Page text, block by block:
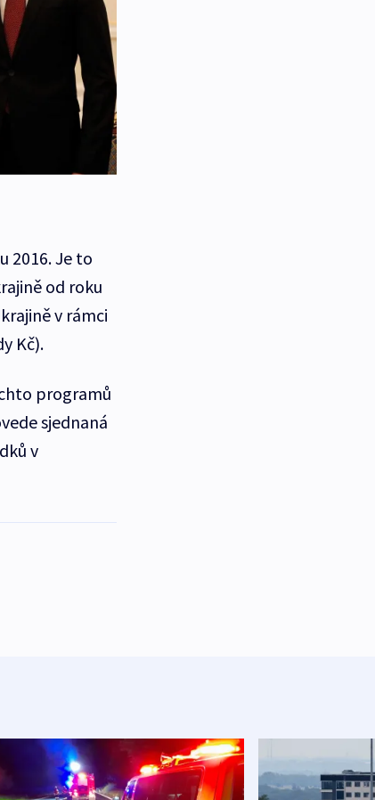
2016. Je to
od roku
v rámci
Kč).
programů
sjednaná
v